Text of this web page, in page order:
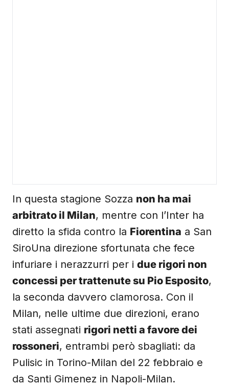
In questa stagione Sozza non ha mai
arbitrato il Milan, mentre con l’Inter ha
diretto la sfida contro la Fiorentina a San
SiroUna direzione sfortunata che fece
infuriare i nerazzurri per i due rigori non
concessi per trattenute su Pio Esposito,
la seconda davvero clamorosa. Con il
Milan, nelle ultime due direzioni, erano
stati assegnati rigori netti a favore dei
rossoneri, entrambi però sbagliati: da
Pulisic in Torino-Milan del 22 febbraio e
da Santi Gimenez in Napoli-Milan.